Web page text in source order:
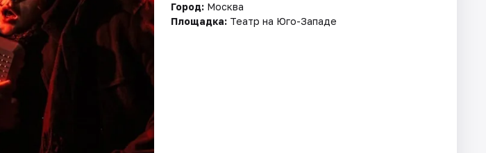
Город: Москва
Площадка: Театр на Юго-Западе